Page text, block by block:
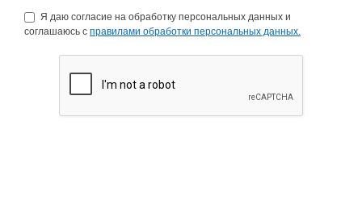
Я даю согласие на обработку персональных данных и
соглашаюсь с правилами обработки персональных данных.